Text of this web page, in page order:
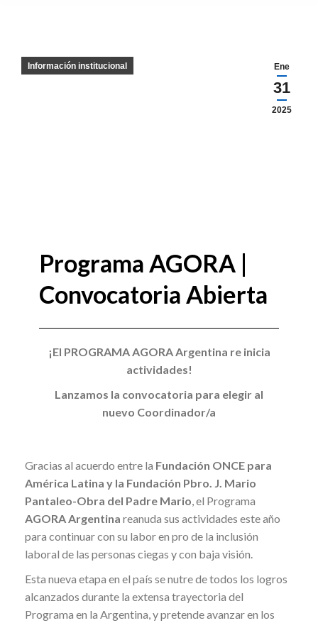
Ene
31
2025
Información institucional
Programa AGORA |
Convocatoria Abierta
¡El PROGRAMA AGORA Argentina re inicia
actividades!
Lanzamos la convocatoria para elegir al
nuevo Coordinador/a
Gracias al acuerdo entre la Fundación ONCE para
América Latina y la Fundación Pbro. J. Mario
Pantaleo-Obra del Padre Mario, el Programa
AGORA Argentina reanuda sus actividades este año
para continuar con su labor en pro de la inclusión
laboral de las personas ciegas y con baja visión.
Esta nueva etapa en el país se nutre de todos los logros
alcanzados durante la extensa trayectoria del
Programa en la Argentina, y pretende avanzar en los